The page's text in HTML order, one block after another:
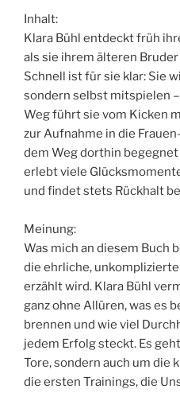
Inhalt:
Klara Bühl entdeckt früh
als sie ihrem älteren
Schnell ist für sie klar: Sie
sondern selbst mitspielen
Weg führt sie vom Kicken
zur Aufnahme in die
dem Weg dorthin
erlebt viele
und findet stets Rückhalt
Meinung:
Was mich an diesem Buch
die ehrliche,
erzählt wird. Klara Bühl
ganz ohne Allüren, was es
brennen und wie viel
jedem Erfolg steckt. Es
Tore, sondern auch um die
die ersten Trainings, die